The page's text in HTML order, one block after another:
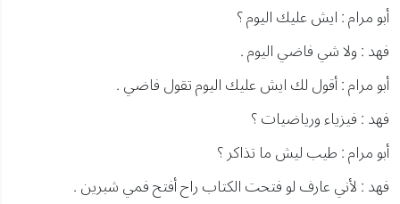
أبو مرام : ايش عليك اليوم ؟
فهد : ولا شي فاضي اليوم .
أبو مرام : أقول لك ايش عليك اليوم تقول فاضي .
فهد : فيزياء ورياضيات ؟
أبو مرام : طيب ليش ما تذاكر ؟
فهد : لأني عارف لو فتحت الكتاب راح أفتح فمي شبرين .